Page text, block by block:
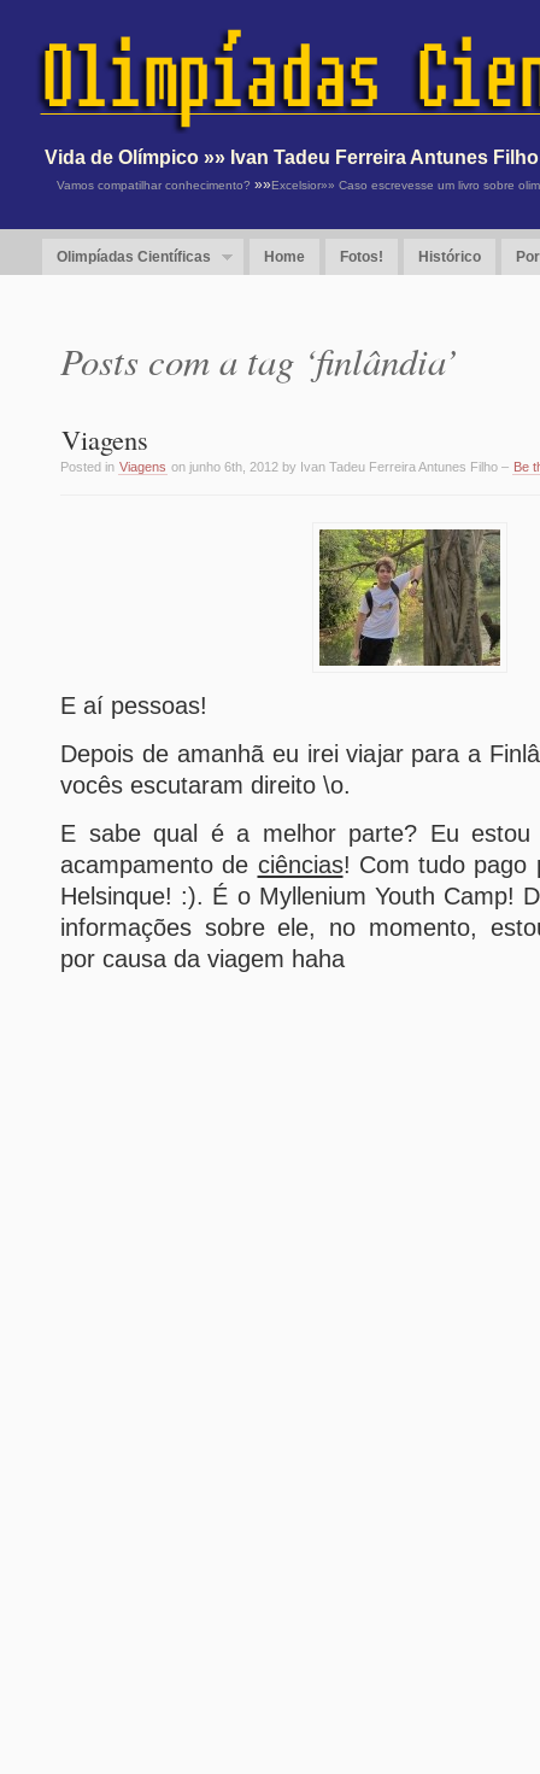
Vida de Olímpico »» Ivan Tadeu Ferreira Antunes Filho
Vamos compatilhar conhecimento? »»Excelsior»» Caso escrevesse um livro sobre
Olimpíadas Científicas Home Fotos! Histórico
Posts com a tag ‘finlândia’
Viagens
Posted in Viagens on junho 6th, 2012 by Ivan Tadeu Ferreira Antunes Filho – Be
E aí pessoas!
Depois de amanhã eu irei viajar para a
vocês escutaram direito \o.
E sabe qual é a melhor parte? Eu
acampamento de ciências! Com tudo pago
Helsinque! :). É o Myllenium Youth Camp!
informações sobre ele, no momento,
por causa da viagem haha